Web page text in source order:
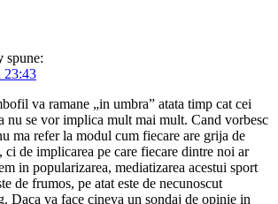
spune:
23:43
va ramane „in umbra” atata timp cat cei
nu se vor implica mult mai mult. Cand vorbesc
ma refer la modul cum fiecare are grija de
ci de implicarea pe care fiecare dintre noi ar
in popularizarea, mediatizarea acestui sport
de frumos, pe atat este de necunoscut
Daca va face cineva un sondaj de opinie in